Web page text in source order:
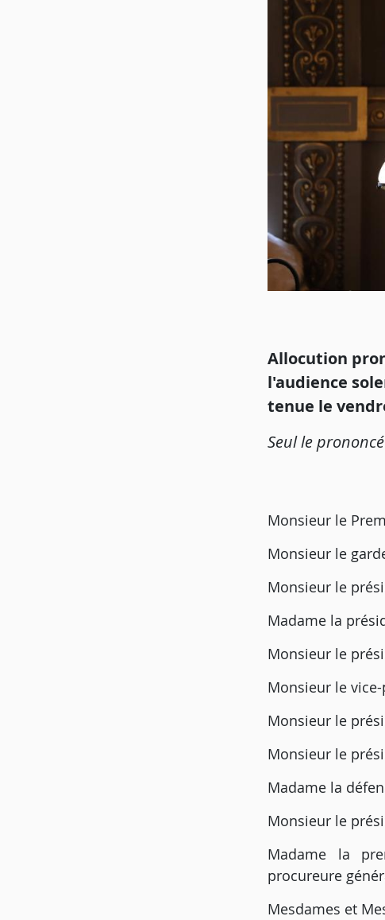
Allocution
l'audience
tenue le
Seul le
Monsieur le
Monsieur le
Monsieur le
Madame la
Monsieur le
Monsieur le vice-
Monsieur le
Monsieur le
Madame la
Monsieur le
Madame la
procureure
Mesdames et